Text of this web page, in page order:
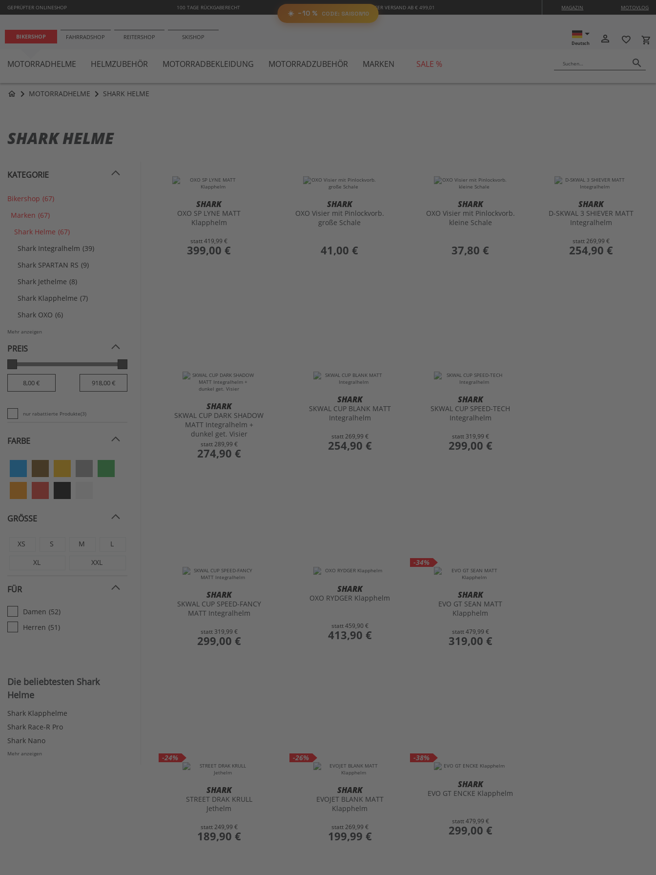
−10%RABATT AUF ALLES! CODE: 📋 Code kopieren SAISON10
☀️ −10 % CODE: SAISON10
GEPRÜFTER ONLINESHOP 100 TAGE RÜCKGABERECHT KOSTENLOSER VERSAND AB € 499,01 MAGAZIN MOTOVLOG
BIKERSHOP FAHRRADSHOP REITERSHOP SKISHOP
Deutsch person_outline favorite_border local_grocery_store
Suchen… search
MOTORRADHELME HELMZUBEHÖR MOTORRADBEKLEIDUNG MOTORRADZUBEHÖR MARKEN SALE %
home MOTORRADHELME SHARK HELME
SHARK HELME
SHARK
OXO SP LYNE MATT
Klapphelm
statt419,99 €
preis
399,00 €
SHARK
OXO Visier mit Pinlockvorb.
große Schale
preis
41,00 €
SHARK
OXO Visier mit Pinlockvorb.
kleine Schale
preis
37,80 €
SHARK
D-SKWAL 3 SHIEVER MATT
Integralhelm
statt269,99 €
preis
254,90 €
SHARK
SKWAL CUP DARK SHADOW
MATT Integralhelm +
dunkel get. Visier
statt289,99 €
preis
274,90 €
SHARK
SKWAL CUP BLANK MATT
Integralhelm
statt269,99 €
preis
254,90 €
SHARK
SKWAL CUP SPEED-TECH
Integralhelm
statt 319,99 €
preis
299,00 €
SHARK
SKWAL CUP SPEED-FANCY
MATT Integralhelm
statt 319,99 €
preis
299,00 €
SHARK
OXO RYDGER Klapphelm
statt459,90 €
preis
413,90 €
-34%
SHARK
EVO GT SEAN MATT
Klapphelm
statt479,99 €
preis
319,00 €
-24%
SHARK
STREET DRAK KRULL
Jethelm
statt249,99 €
preis
189,90 €
-26%
SHARK
EVOJET BLANK MATT
Klapphelm
statt269,99 €
preis
199,99 €
-38%
SHARK
EVO GT ENCKE Klapphelm
statt479,99 €
preis
299,00 €
KATEGORIE
Bikershop (67)
Marken (67)
Shark Helme (67)
Shark Integralhelm (39)
Shark SPARTAN RS (9)
Shark Jethelme (8)
Shark Klapphelme (7)
Shark OXO (6)
Mehr anzeigen
PREIS
nur rabattierte Produkte(3)
FARBE
GRÖSSE
XS S M L
XL XXL
FÜR
Damen (52)
Herren (51)
Die beliebtesten Shark
Helme
Shark Klapphelme
Shark Race-R Pro
Shark Nano
Mehr anzeigen